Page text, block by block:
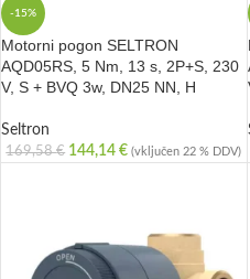
-15%
Motorni pogon SELTRON
AQD05RS, 5 Nm, 13 s, 2P+S, 230
V, S + BVQ 3w, DN25 NN, H
Seltron
169,58€ 144,14€ (vključen 22 % DDV)